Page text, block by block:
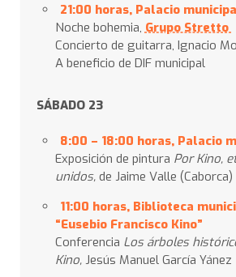
21:00 horas, Palacio
Noche bohemia, Grupo Stretto
Concierto de guitarra, Ignacio
A beneficio de DIF municipal
SÁBADO 23
8:00 – 18:00 horas, Palacio
Exposición de pintura Por Kino,
unidos, de Jaime Valle (Caborca)
11:00 horas, Biblioteca
“Eusebio Francisco Kino”
Conferencia Los árboles
Kino, Jesús Manuel García Yánez